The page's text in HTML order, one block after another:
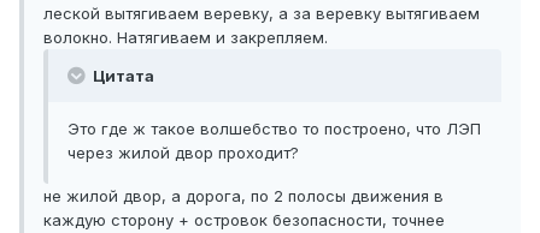
леской вытягиваем веревку, а за веревку вытягиваем
волокно. Натягиваем и закрепляем.
Цитата
Это где ж такое волшебство то построено, что ЛЭП
через жилой двор проходит?
не жилой двор, а дорога, по 2 полосы движения в
каждую сторону + островок безопасности, точнее